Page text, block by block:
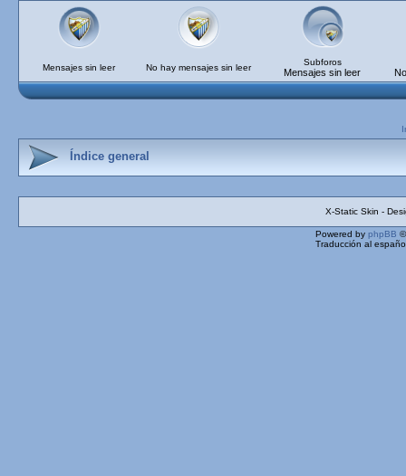
Mensajes sin leer No hay mensajes sin leer
Subforos
Mensajes sin leer
Índice general
X-Static Skin -
Powered by phpBB
Traducción al